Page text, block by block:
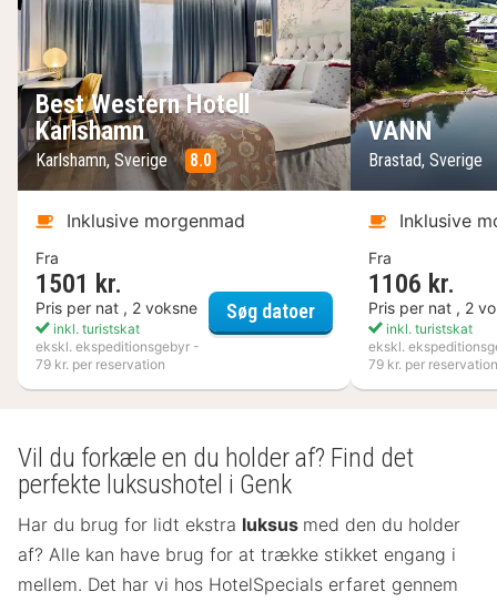
Best Western Hotell
Karlshamn
Karlshamn, Sverige 8.0
Inklusive morgenmad
Fra
1501 kr.
Pris per nat , 2 voksne
inkl. turistskat
ekskl. ekspeditionsgebyr -
79 kr. per reservation
Søg datoerBest Western Hotell
VANN
Brastad, Sverige
Inklusive
Fra
1106 kr.
Pris per nat , 2
inkl. turistskat
ekskl.
79 kr. per reservation
Vil du forkæle en du holder af? Find det
perfekte luksushotel i Genk
Har du brug for lidt ekstra luksus med den du holder
af? Alle kan have brug for at trække stikket engang i
mellem. Det har vi hos HotelSpecials erfaret gennem